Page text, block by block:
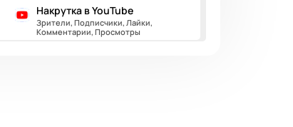
Накрутка в YouTube
Зрители, Подписчики, Лайки,
Комментарии, Просмотры